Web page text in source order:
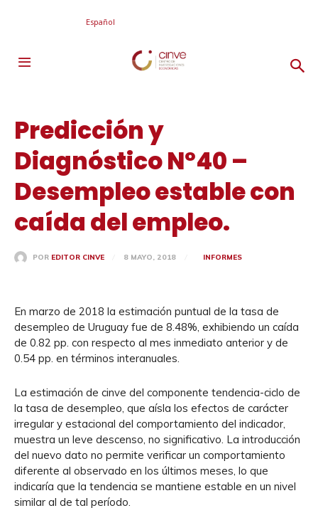
Español
Predicción y
Diagnóstico Nº40 –
Desempleo estable con
caída del empleo.
POR EDITOR CINVE 8 MAYO, 2018 INFORMES
En marzo de 2018 la estimación puntual de la tasa de
desempleo de Uruguay fue de 8.48%, exhibiendo un caída
de 0.82 pp. con respecto al mes inmediato anterior y de
0.54 pp. en términos interanuales.
La estimación de cinve del componente tendencia-ciclo de
la tasa de desempleo, que aísla los efectos de carácter
irregular y estacional del comportamiento del indicador,
muestra un leve descenso, no significativo. La introducción
del nuevo dato no permite verificar un comportamiento
diferente al observado en los últimos meses, lo que
indicaría que la tendencia se mantiene estable en un nivel
similar al de tal período.